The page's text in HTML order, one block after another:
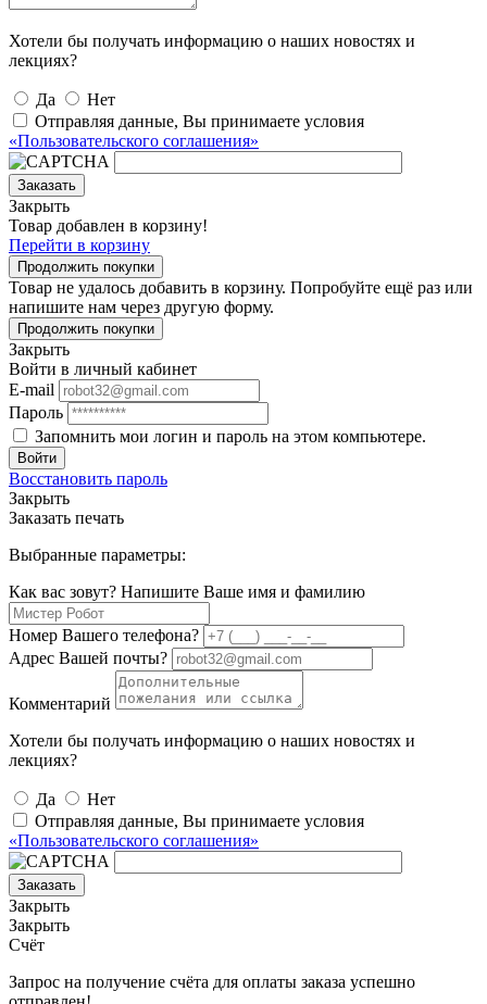
Хотели бы получать информацию о наших новостях и
лекциях?
Да
Нет
Отправляя данные, Вы принимаете условия
«Пользовательского соглашения»
Заказать
Закрыть
Товар добавлен в корзину!
Перейти в корзину
Продолжить покупки
Товар не удалось добавить в корзину. Попробуйте ещё раз или
напишите нам через другую форму.
Продолжить покупки
Закрыть
Войти в личный кабинет
E-mail
Пароль
Запомнить мои логин и пароль на этом компьютере.
Войти
Восстановить пароль
Закрыть
Заказать печать
Выбранные параметры:
Как вас зовут? Напишите Ваше имя и фамилию
Номер Вашего телефона?
Адрес Вашей почты?
Комментарий
Хотели бы получать информацию о наших новостях и
лекциях?
Да
Нет
Отправляя данные, Вы принимаете условия
«Пользовательского соглашения»
Заказать
Закрыть
Закрыть
Счёт
Запрос на получение счёта для оплаты заказа успешно